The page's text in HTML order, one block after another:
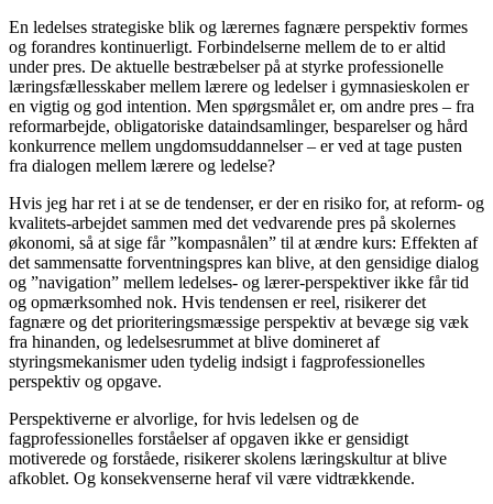
En ledelses strategiske blik og lærernes fagnære perspektiv formes
og forandres kontinuerligt. Forbindelserne mellem de to er altid
under pres. De aktuelle bestræbelser på at styrke professionelle
læringsfællesskaber mellem lærere og ledelser i gymnasieskolen er
en vigtig og god intention. Men spørgsmålet er, om andre pres – fra
reformarbejde, obligatoriske dataindsamlinger, besparelser og hård
konkurrence mellem ungdomsuddannelser – er ved at tage pusten
fra dialogen mellem lærere og ledelse?
Hvis jeg har ret i at se de tendenser, er der en risiko for, at reform- og
kvalitets-arbejdet sammen med det vedvarende pres på skolernes
økonomi, så at sige får ”kompasnålen” til at ændre kurs: Effekten af
det sammensatte forventningspres kan blive, at den gensidige dialog
og ”navigation” mellem ledelses- og lærer-perspektiver ikke får tid
og opmærksomhed nok. Hvis tendensen er reel, risikerer det
fagnære og det prioriteringsmæssige perspektiv at bevæge sig væk
fra hinanden, og ledelsesrummet at blive domineret af
styringsmekanismer uden tydelig indsigt i fagprofessionelles
perspektiv og opgave.
Perspektiverne er alvorlige, for hvis ledelsen og de
fagprofessionelles forståelser af opgaven ikke er gensidigt
motiverede og forståede, risikerer skolens læringskultur at blive
afkoblet. Og konsekvenserne heraf vil være vidtrækkende.